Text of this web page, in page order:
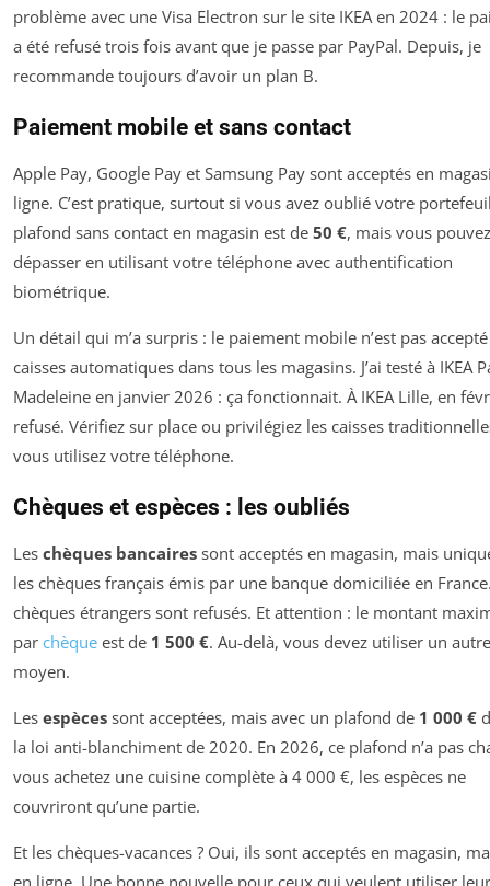
problème avec une Visa Electron sur le site IKEA en 2024 : le
a été refusé trois fois avant que je passe par PayPal. Depuis, je
recommande toujours d’avoir un plan B.
Paiement mobile et sans contact
Apple Pay, Google Pay et Samsung Pay sont acceptés en
ligne. C’est pratique, surtout si vous avez oublié votre
plafond sans contact en magasin est de 50 €, mais vous
dépasser en utilisant votre téléphone avec authentification
biométrique.
Un détail qui m’a surpris : le paiement mobile n’est pas
caisses automatiques dans tous les magasins. J’ai testé à IKEA
Madeleine en janvier 2026 : ça fonctionnait. À IKEA Lille, en
refusé. Vérifiez sur place ou privilégiez les caisses
vous utilisez votre téléphone.
Chèques et espèces : les oubliés
Les chèques bancaires sont acceptés en magasin, mais
les chèques français émis par une banque domiciliée en
chèques étrangers sont refusés. Et attention : le montant
par chèque est de 1 500 €. Au-delà, vous devez utiliser un autre
moyen.
Les espèces sont acceptées, mais avec un plafond de 1 000 €
la loi anti-blanchiment de 2020. En 2026, ce plafond n’a pas
vous achetez une cuisine complète à 4 000 €, les espèces ne
couvriront qu’une partie.
Et les chèques-vacances ? Oui, ils sont acceptés en magasin,